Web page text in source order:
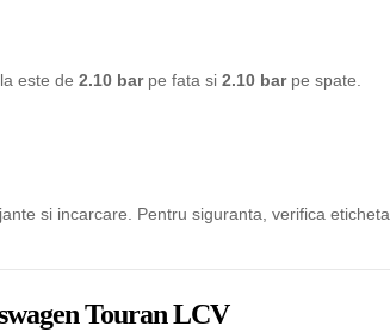
este de 2.10 barpe fata si 2.10 barpe spate.
si incarcare. Pentru siguranta, verifica
Touran LCV